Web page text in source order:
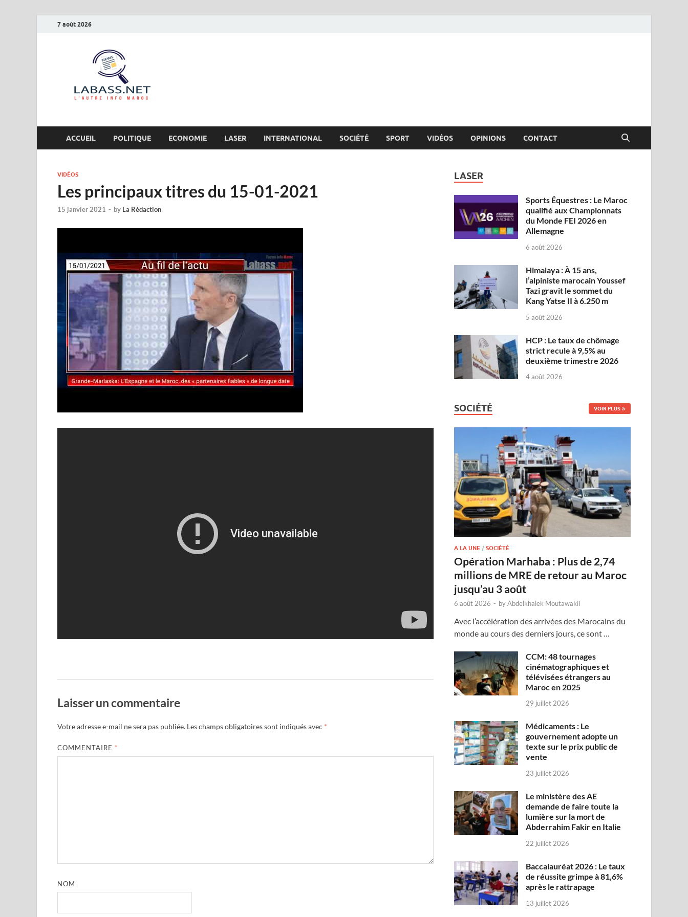
7 août 2026
ACCUEIL POLITIQUE ECONOMIE LASER INTERNATIONAL SOCIÉTÉ SPORT VIDÉOS OPINIONS CONTACT
VIDÉOS
Les principaux titres du 15-01-2021
15 janvier 2021 - by La Rédaction
Laisser un commentaire
Votre adresse e-mail ne sera pas publiée. Les champs obligatoires sont indiqués avec *
COMMENTAIRE *
NOM
LASER
Sports Équestres : Le Maroc
qualifié aux Championnats
du Monde FEI 2026 en
Allemagne
6 août 2026
Himalaya : À 15 ans,
l’alpiniste marocain Youssef
Tazi gravit le sommet du
Kang Yatse II à 6.250 m
5 août 2026
HCP : Le taux de chômage
strict recule à 9,5% au
deuxième trimestre 2026
4 août 2026
SOCIÉTÉ VOIR PLUS
A LA UNE /SOCIÉTÉ
Opération Marhaba : Plus de 2,74
millions de MRE de retour au Maroc
jusqu’au 3 août
6 août 2026 - byAbdelkhalek Moutawakil
Avec l’accélération des arrivées des Marocains du
monde au cours des derniers jours, ce sont …
CCM: 48 tournages
cinématographiques et
télévisées étrangers au
Maroc en 2025
29 juillet 2026
Médicaments : Le
gouvernement adopte un
texte sur le prix public de
vente
23 juillet 2026
Le ministère des AE
demande de faire toute la
lumière sur la mort de
Abderrahim Fakir en Italie
22 juillet 2026
Baccalauréat 2026 : Le taux
de réussite grimpe à 81,6%
après le rattrapage
13 juillet 2026